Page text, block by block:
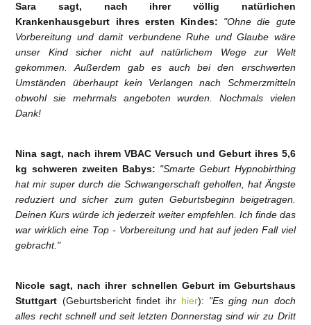
Sara sagt, nach ihrer völlig natürlichen
Krankenhausgeburt ihres ersten Kindes:
"Ohne die gute
Vorbereitung und damit verbundene Ruhe und Glaube wäre
unser Kind sicher nicht auf natürlichem Wege zur Welt
gekommen. Außerdem gab es auch bei den erschwerten
Umständen überhaupt kein Verlangen nach Schmerzmitteln
obwohl sie mehrmals angeboten wurden. Nochmals vielen
Dank!
Nina sagt, nach ihrem VBAC Versuch und Geburt ihres 5,6
kg schweren zweiten Babys: "Smarte Geburt Hypnobirthing
hat mir super durch die Schwangerschaft geholfen, hat Ängste
reduziert und sicher zum guten Geburtsbeginn beigetragen.
Deinen Kurs würde ich jederzeit weiter empfehlen. Ich finde das
war wirklich eine Top - Vorbereitung und hat auf jeden Fall viel
gebracht."
Nicole sagt, nach ihrer schnellen Geburt im Geburtshaus
Stuttgart (Geburtsbericht findet ihr hier): "Es ging nun doch
alles recht schnell und seit letzten Donnerstag sind wir zu Dritt